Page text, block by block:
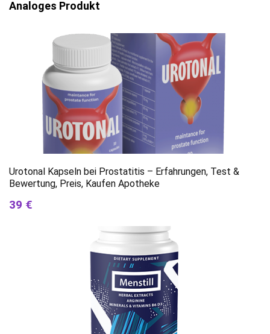
Analoges Produkt
Urotonal Kapseln bei Prostatitis – Erfahrungen, Test &
Bewertung, Preis, Kaufen Apotheke
39 €